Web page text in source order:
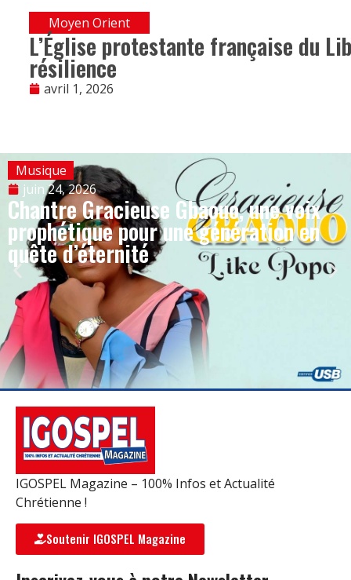
Moyen Orient
L’Église protestante française du
résilience
avril 1, 2026
Musique
juin 24, 2026
Chantre Gracieuse Gbaouo, une voix
prophétique pour une génération en
quête d’éternité
IGOSPEL Magazine – 100% Infos et Actualité
Chrétienne !
Soutenir IGOSPEL Magazine